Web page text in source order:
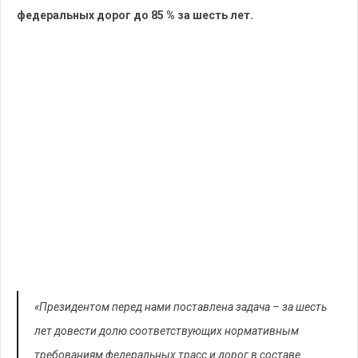
федеральных дорог до 85 % за шесть лет.
«Президентом перед нами поставлена задача – за шесть
лет довести долю соответствующих нормативным
требованиям федеральных трасс и дорог в составе